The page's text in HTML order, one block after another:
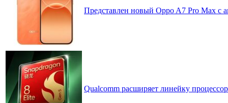
Представлен новый Oppo A7 Pro Max с
Qualcomm расширяет линейку